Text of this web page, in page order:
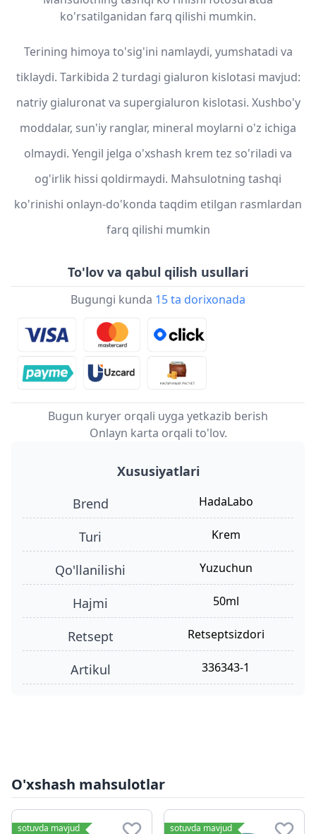
ko'rsatilganidan farq qilishi mumkin.
Terining himoya to'sig'ini namlaydi, yumshatadi va
tiklaydi. Tarkibida 2 turdagi gialuron kislotasi mavjud:
natriy gialuronat va supergialuron kislotasi. Xushbo'y
moddalar, sun'iy ranglar, mineral moylarni o'z ichiga
olmaydi. Yengil jelga o'xshash krem tez so'riladi va
og'irlik hissi qoldirmaydi. Mahsulotning tashqi
ko'rinishi onlayn-do'konda taqdim etilgan rasmlardan
farq qilishi mumkin
To'lov va qabul qilish usullari
Bugungi kunda 15 ta dorixonada
Bugun kuryer orqali uyga yetkazib berish
Onlayn karta orqali to'lov.
Xususiyatlari
Brend
HadaLabo
turi krem
qo'llanilishi yuzuchun
hajmi 50ml
retsept retseptsizdori
Artikul 336343-1
O'xshash mahsulotlar
sotuvda mavjud sotuvda mavjud